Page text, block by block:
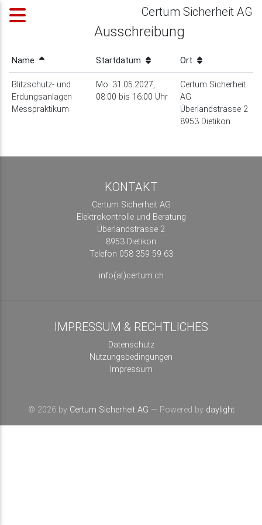
Certum Sicherheit AG
Ausschreibung
Name Startdatum Ort
Blitzschutz- und
Erdungsanlagen
Messpraktikum
Mo. 31.05.2027,
08:00 bis 16:00 Uhr
Certum Sicherheit
AG
Überlandstrasse 2
8953 Dietikon
KONTAKT
Certum Sicherheit AG
Elektrokontrolle und Beratung
Überlandstrasse 2
8953 Dietikon
Telefon 058 359 59 63
info(at)certum.ch
IMPRESSUM & RECHTLICHES
Datenschutz
Nutzungsbedingungen
Impressum
© 2026 by Certum Sicherheit AG — Powered by daylight